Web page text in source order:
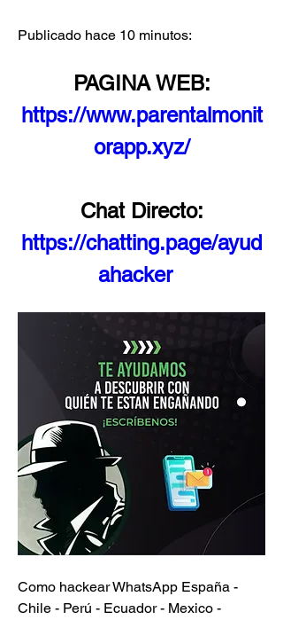
Publicado hace 10 minutos:
PAGINA WEB:
https://www.parentalmonit
orapp.xyz/
Chat Directo:
https://chatting.page/ayud
ahacker
Como hackear WhatsApp España -
Chile - Perú - Ecuador - Mexico -